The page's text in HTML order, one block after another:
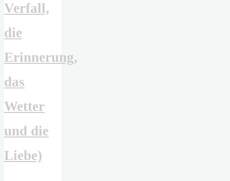
Verfall,
die
Erinnerung,
das
Wetter
und die
Liebe)